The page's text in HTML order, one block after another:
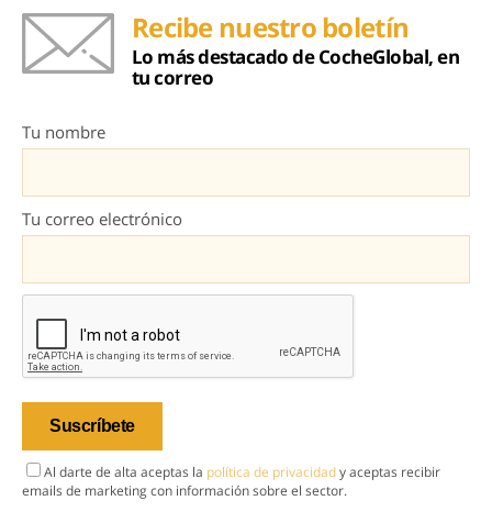
Recibe nuestro boletín
Lo más destacado de CocheGlobal, en
tu correo
Tu nombre
Tu correo electrónico
Al darte de alta aceptas la política de privacidady aceptas recibir
emails de marketing con información sobre el sector.